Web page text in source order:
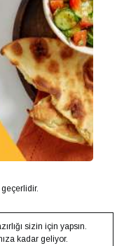
geçerlidir.
sizin için yapsın.
kadar geliyor.